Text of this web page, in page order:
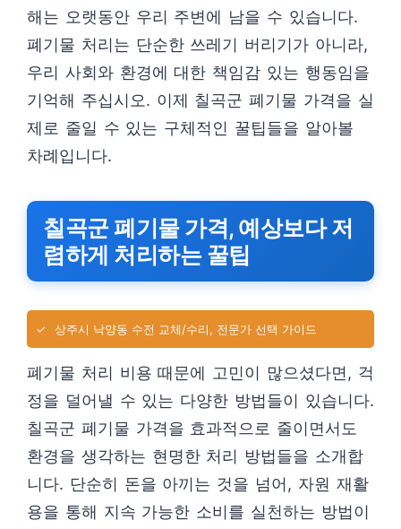
해는 오랫동안 우리 주변에 남을 수 있습니다.
폐기물 처리는 단순한 쓰레기 버리기가 아니라,
우리 사회와 환경에 대한 책임감 있는 행동임을
기억해 주십시오. 이제 칠곡군 폐기물 가격을 실
제로 줄일 수 있는 구체적인 꿀팁들을 알아볼
차례입니다.
칠곡군 폐기물 가격, 예상보다 저
렴하게 처리하는 꿀팁
✓ 상주시 낙양동 수전 교체/수리, 전문가 선택 가이드
폐기물 처리 비용 때문에 고민이 많으셨다면, 걱
정을 덜어낼 수 있는 다양한 방법들이 있습니다.
칠곡군 폐기물 가격을 효과적으로 줄이면서도
환경을 생각하는 현명한 처리 방법들을 소개합
니다. 단순히 돈을 아끼는 것을 넘어, 자원 재활
용을 통해 지속 가능한 소비를 실천하는 방법이